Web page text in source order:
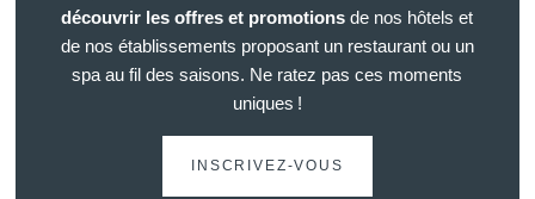
découvrir les offres et promotions de nos hôtels et
de nos établissements proposant un restaurant ou un
spa au fil des saisons. Ne ratez pas ces moments
uniques !
INSCRIVEZ-VOUS